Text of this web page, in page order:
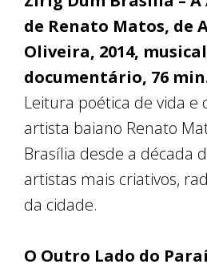
de Renato Matos, de
Oliveira, 2014,
documentário, 76
Leitura poética de vida
artista baiano Renato
Brasília desde a década
artistas mais criativos,
da cidade.
O Outro Lado do